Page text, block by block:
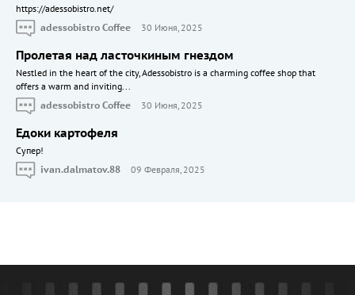
https://adessobistro.net/
adessobistro Coffee
30 Июня, 2025
Пролетая над ласточкиным гнездом
Nestled in the heart of the city, Adessobistro is a charming coffee shop that
offers a warm and inviting...
adessobistro Coffee
30 Июня, 2025
Едоки картофеля
Cупер!
ivan.dalmatov.88
09 Февраля, 2025